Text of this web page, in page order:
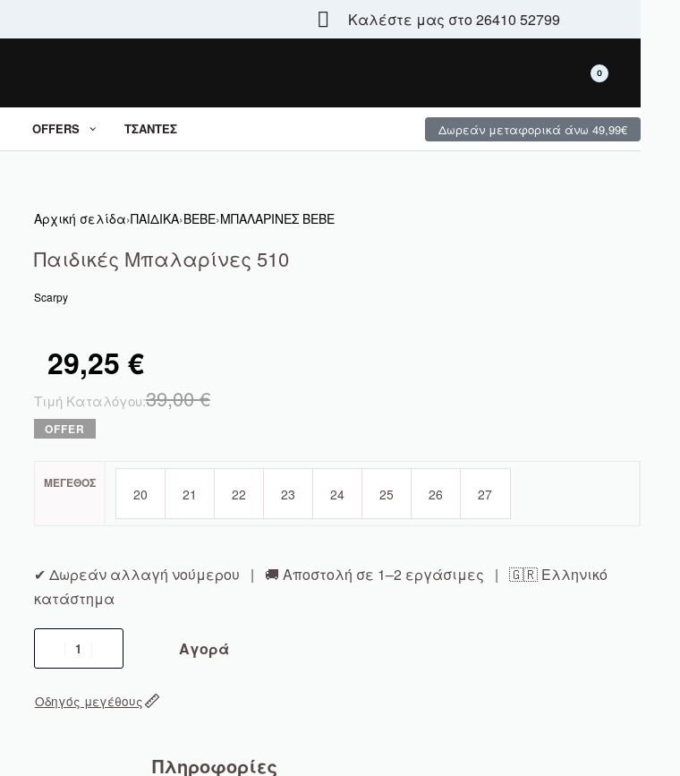
Τεράστια γκάμα - μεγάλες χειμερινές προσφορές
Καλέστε μας στο 26410 52799
0
OFFERS ΤΣΑΝΤΕΣ Δωρεάν μεταφορικά άνω 49,99€
Αρχική σελίδα›ΠΑΙΔΙΚΑ›BEBE›ΜΠΑΛΑΡΙΝΕΣ BEBE
Παιδικές Μπαλαρίνες 510
Scarpy
39,00€
29,25 €
ΜΈΓΕΘΟΣ
20 21 22 23 24 25 26 27
✔ Δωρεάν αλλαγή νούμερου | 🚚 Αποστολή σε 1–2 εργάσιμες | 🇬🇷 Ελληνικό
κατάστημα
Αγορά
Οδηγός μεγέθους
Πληροφορίες